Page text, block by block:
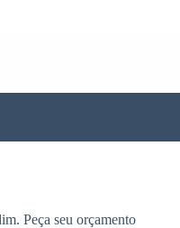
Peça seu orçamento